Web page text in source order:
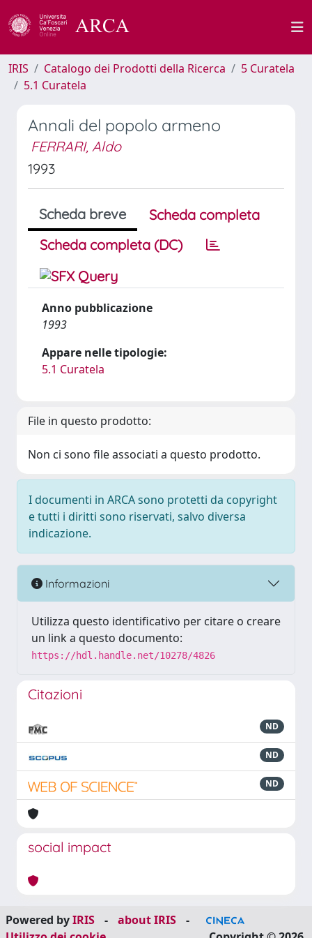
IRIS Catalogo dei Prodotti della Ricerca
5 Curatela
5.1 Curatela
Annali del popolo armeno
FERRARI, Aldo
1993
Scheda breve
Scheda completa
Scheda completa (DC)
Anno pubblicazione
1993
Appare nelle tipologie:
5.1 Curatela
File in questo prodotto:
Non ci sono file associati a questo prodotto.
I documenti in ARCA sono protetti da copyright
e tutti i diritti sono riservati, salvo diversa
indicazione.
Informazioni
Utilizza questo identificativo per citare o creare
un link a questo documento:
https://hdl.handle.net/10278/4826
Citazioni
ND
ND
ND
social impact
Powered byIRIS - about IRIS
-